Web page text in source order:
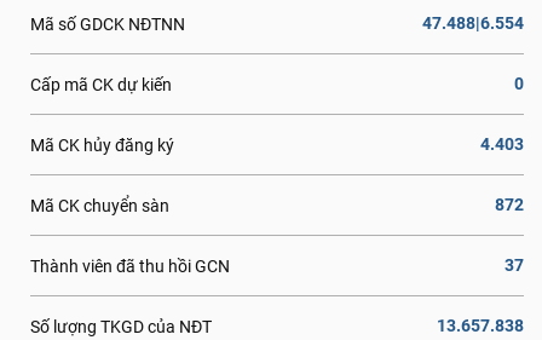
Mã số GDCK NĐTNN 47.488|6.554
Cấp mã CK dự kiến 0
Mã CK hủy đăng ký 4.403
Mã CK chuyển sàn 872
Thành viên đã thu hồi GCN 37
Số lượng TKGD của NĐT 13.657.838